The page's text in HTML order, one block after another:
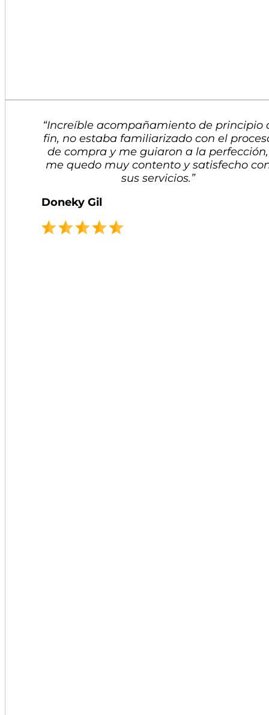
“Increíble acompañamiento de principio
fin, no estaba familiarizado con el
de compra y me guiaron a la perfección,
me quedo muy contento y satisfecho
sus servicios.”
Doneky Gil